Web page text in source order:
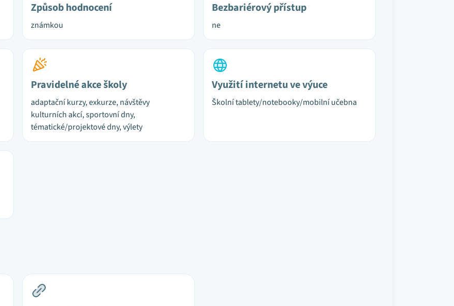
Způsob hodnocení
známkou
Bezbariérový přístup
ne
Pravidelné akce školy
adaptační kurzy, exkurze, návštěvy
kulturních akcí, sportovní dny,
tématické/projektové dny, výlety
Využití internetu ve výuce
Školní tablety/notebooky/mobilní učebna